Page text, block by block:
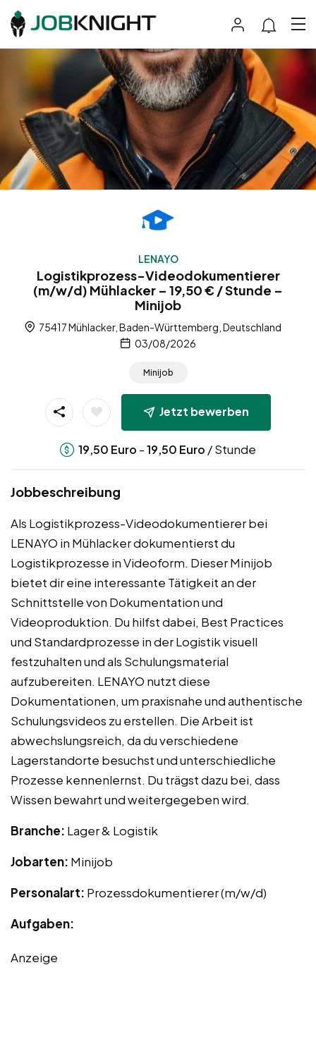
LENAYO
Logistikprozess-Videodokumentierer
(m/w/d) Mühlacker – 19,50 € / Stunde –
Minijob
75417 Mühlacker, Baden-Württemberg, Deutschland
03/08/2026
Minijob
Jetzt bewerben
19,50 Euro -19,50 Euro / Stunde
Jobbeschreibung
Als Logistikprozess-Videodokumentierer bei
LENAYO in Mühlacker dokumentierst du
Logistikprozesse in Videoform. Dieser Minijob
bietet dir eine interessante Tätigkeit an der
Schnittstelle von Dokumentation und
Videoproduktion. Du hilfst dabei, Best Practices
und Standardprozesse in der Logistik visuell
festzuhalten und als Schulungsmaterial
aufzubereiten. LENAYO nutzt diese
Dokumentationen, um praxisnahe und authentische
Schulungsvideos zu erstellen. Die Arbeit ist
abwechslungsreich, da du verschiedene
Lagerstandorte besuchst und unterschiedliche
Prozesse kennenlernst. Du trägst dazu bei, dass
Wissen bewahrt und weitergegeben wird.
Branche: Lager & Logistik
Jobarten: Minijob
Personalart: Prozessdokumentierer (m/w/d)
Aufgaben:
Anzeige